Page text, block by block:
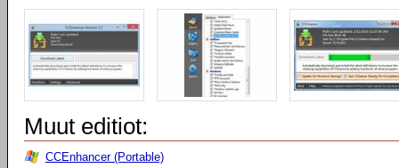
Muut editiot:
CCEnhancer (Portable)